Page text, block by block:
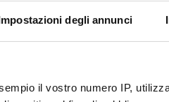
degli annunci
il vostro numero IP,
Nadia Lovato
Pasquina